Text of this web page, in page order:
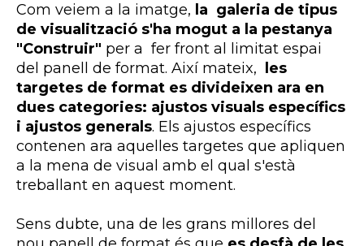
Com veiem a la imatge, la galeria de tipus
de visualització s'ha mogut a la pestanya
"Construir" per a fer front al limitat espai
del panell de format. Així mateix, les
targetes de format es divideixen ara en
dues categories: ajustos visuals específics
i ajustos generals. Els ajustos específics
contenen ara aquelles targetes que apliquen
a la mena de visual amb el qual s'està
treballant en aquest moment.
Sens dubte, una de les grans millores del